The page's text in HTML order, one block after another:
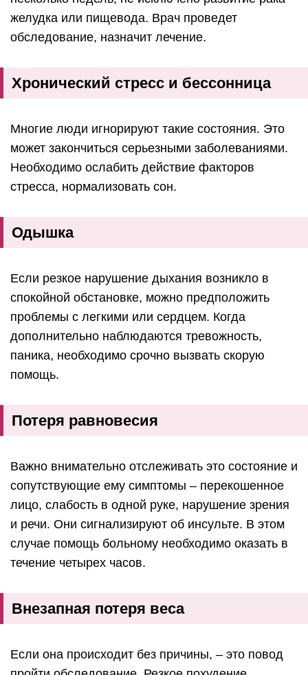
желудка или пищевода. Врач проведет
обследование, назначит лечение.
Хронический стресс и бессонница
Многие люди игнорируют такие состояния. Это
может закончиться серьезными заболеваниями.
Необходимо ослабить действие факторов
стресса, нормализовать сон.
Одышка
Если резкое нарушение дыхания возникло в
спокойной обстановке, можно предположить
проблемы с легкими или сердцем. Когда
дополнительно наблюдаются тревожность,
паника, необходимо срочно вызвать скорую
помощь.
Потеря равновесия
Важно внимательно отслеживать это состояние и
сопутствующие ему симптомы – перекошенное
лицо, слабость в одной руке, нарушение зрения
и речи. Они сигнализируют об инсульте. В этом
случае помощь больному необходимо оказать в
течение четырех часов.
Внезапная потеря веса
Если она происходит без причины, – это повод